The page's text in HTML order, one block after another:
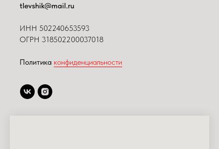
tlevshik@mail.ru
ИНН 502240653593
ОГРН 318502200037018
Политика конфиденциальности